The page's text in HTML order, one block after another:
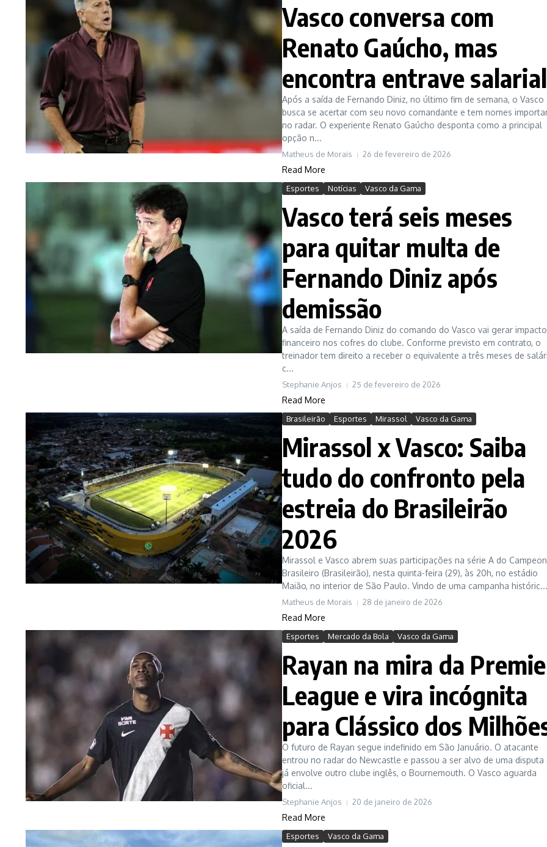
Vasco conversa com
Renato Gaúcho, mas
encontra entrave salarial
Após a saída de Fernando Diniz, no último fim de semana, o Vasco
busca se acertar com seu novo comandante e tem nomes
no radar. O experiente Renato Gaúcho desponta como a principal
opção n...
Matheus de Morais 26 de fevereiro de 2026
Read More
Esportes Notícias Vasco da Gama
Vasco terá seis meses
para quitar multa de
Fernando Diniz após
demissão
A saída de Fernando Diniz do comando do Vasco vai gerar impacto
financeiro nos cofres do clube. Conforme previsto em contrato, o
treinador tem direito a receber o equivalente a três meses de
c...
Stephanie Anjos 25 de fevereiro de 2026
Read More
Brasileirão Esportes Mirassol Vasco da Gama
Mirassol x Vasco: Saiba
tudo do confronto pela
estreia do Brasileirão
2026
Mirassol e Vasco abrem suas participações na série A do
Brasileiro (Brasileirão), nesta quinta-feira (29), às 20h, no estádio
Maião, no interior de São Paulo. Vindo de uma campanha históric...
Matheus de Morais 28 de janeiro de 2026
Read More
Esportes Mercado da Bola Vasco da Gama
Rayan na mira da
League e vira incógnita
para Clássico dos
O futuro de Rayan segue indefinido em São Januário. O atacante
entrou no radar do Newcastle e passou a ser alvo de uma disputa
já envolve outro clube inglês, o Bournemouth. O Vasco aguarda
oficial...
Stephanie Anjos 20 de janeiro de 2026
Read More
Esportes Vasco da Gama